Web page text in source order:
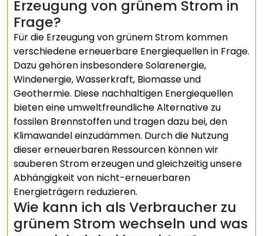
Erzeugung von grünem Strom in
Frage?
Für die Erzeugung von grünem Strom kommen
verschiedene erneuerbare Energiequellen in Frage.
Dazu gehören insbesondere Solarenergie,
Windenergie, Wasserkraft, Biomasse und
Geothermie. Diese nachhaltigen Energiequellen
bieten eine umweltfreundliche Alternative zu
fossilen Brennstoffen und tragen dazu bei, den
Klimawandel einzudämmen. Durch die Nutzung
dieser erneuerbaren Ressourcen können wir
sauberen Strom erzeugen und gleichzeitig unsere
Abhängigkeit von nicht-erneuerbaren
Energieträgern reduzieren.
Wie kann ich als Verbraucher zu
grünem Strom wechseln und was